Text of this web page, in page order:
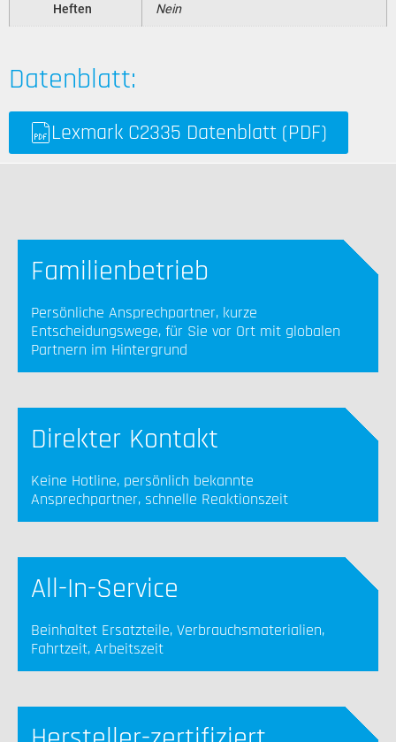
Heften Nein
Datenblatt:
Lexmark C2335 Datenblatt (PDF)
Familienbetrieb
Persönliche Ansprechpartner, kurze
Entscheidungswege, für Sie vor Ort mit globalen
Partnern im Hintergrund
Direkter Kontakt
Keine Hotline, persönlich bekannte
Ansprechpartner, schnelle Reaktionszeit
All-In-Service
Beinhaltet Ersatzteile, Verbrauchsmaterialien,
Fahrtzeit, Arbeitszeit